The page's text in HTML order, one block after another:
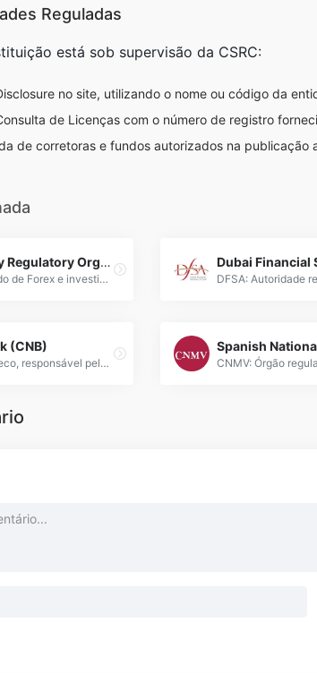
Reguladas
está sob supervisão da CSRC:
no site, utilizando o nome ou código da
de Licenças com o número de registro
de corretoras e fundos autorizados na publicação
Investment Industry Regulatory Organization of Canada (IIROC)
A IIROC regula o mercado de Forex e investimentos no Canadá, garantindo transparência e proteção aos investidores com supervisão rigorosa.
(CNB)
CNB: banco central tcheco, responsável pela regulação forex, estabilidade monetária e supervisão financeira na República Tcheca.